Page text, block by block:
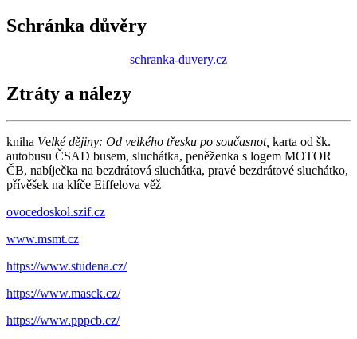
Schránka důvěry
schranka-duvery.cz
Ztráty a nálezy
kniha Velké dějiny: Od velkého třesku po současnot, karta od šk.
autobusu ČSAD busem, sluchátka, peněženka s logem MOTOR
ČB, nabíječka na bezdrátová sluchátka, pravé bezdrátové sluchátko,
přívěšek na klíče Eiffelova věž
ovocedoskol.szif.cz
www.msmt.cz
https://www.studena.cz/
https://www.masck.cz/
https://www.pppcb.cz/